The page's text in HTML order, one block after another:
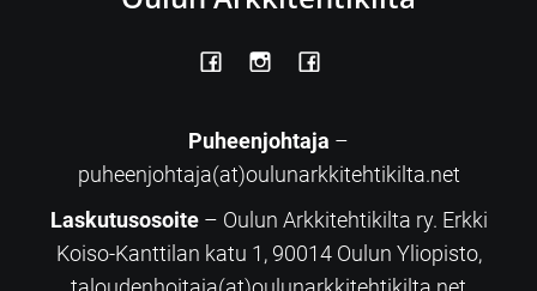
Puheenjohtaja –
puheenjohtaja(at)oulunarkkitehtikilta.net
Laskutusosoite– Oulun Arkkitehtikilta ry. Erkki
Koiso-Kanttilan katu 1, 90014 Oulun Yliopisto,